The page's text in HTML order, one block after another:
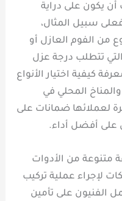
يكون على دراية
سبيل المثال،
من الفوم العازل أو
تتطلب درجة عزل
كيفية اختيار الأنواع
والمناخ المحلي في
لعملائها ضمانات على
على أفضل أداء.
متنوعة من الأدوات
لإجراء عملية تركيب
الفنيون على تأمين